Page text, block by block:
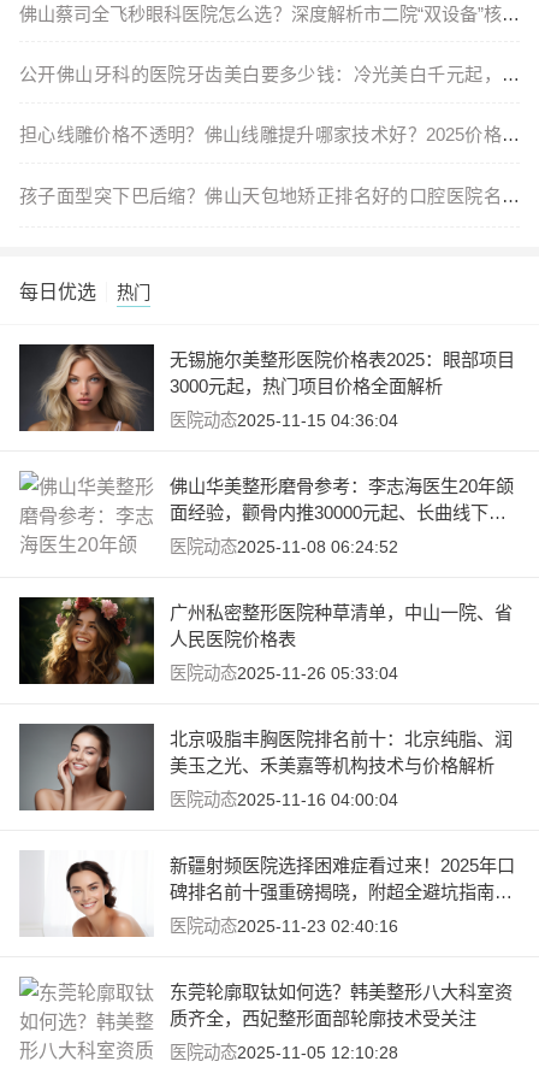
佛山蔡司全飞秒眼科医院怎么选？深度解析市二院“双设备”核心
公开佛山牙科的医院牙齿美白要多少钱：冷光美白千元起，公
担心线雕价格不透明？佛山线雕提升哪家技术好？2025价格参
孩子面型突下巴后缩？佛山天包地矫正排名好的口腔医院名单
每日优选 热门
无锡施尔美整形医院价格表2025：眼部项目
3000元起，热门项目价格全面解析
医院动态2025-11-15 04:36:04
佛山华美整形磨骨参考：李志海医生20年颌
面经验，颧骨内推30000元起、长曲线下颌
角截骨32000元起
医院动态2025-11-08 06:24:52
广州私密整形医院种草清单，中山一院、省
人民医院价格表
医院动态2025-11-26 05:33:04
北京吸脂丰胸医院排名前十：北京纯脂、润
美玉之光、禾美嘉等机构技术与价格解析
医院动态2025-11-16 04:00:04
新疆射频医院选择困难症看过来！2025年口
碑排名前十强重磅揭晓，附超全避坑指南及
价格参考
医院动态2025-11-23 02:40:16
东莞轮廓取钛如何选？韩美整形八大科室资
质齐全，西妃整形面部轮廓技术受关注
医院动态2025-11-05 12:10:28